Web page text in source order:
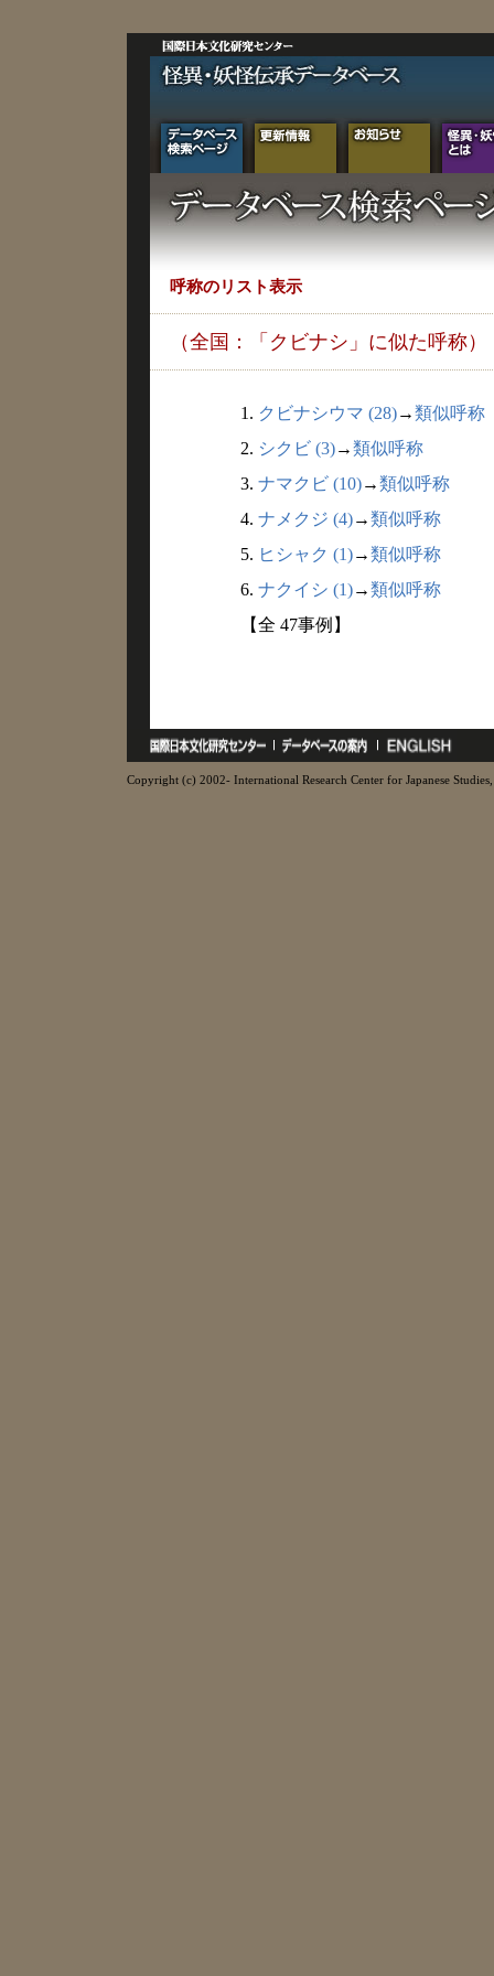
呼称のリスト表示
（全国：「クビナシ」に似た呼称）
1. クビナシウマ (28)→類似呼称
2. シクビ (3)→類似呼称
3. ナマクビ (10)→類似呼称
4. ナメクジ (4)→類似呼称
5. ヒシャク (1)→類似呼称
6. ナクイシ (1)→類似呼称
【全 47事例】
Copyright (c) 2002- International Research Center for Japanese